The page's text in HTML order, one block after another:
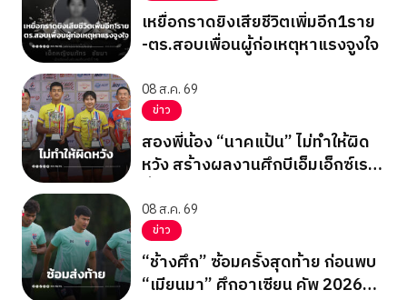
เหยื่อกราดยิงเสียชีวิตเพิ่มอีก1ราย
-ตร.สอบเพื่อนผู้ก่อเหตุหาแรงจูงใจ
08 ส.ค. 69
ข่าว
สองพี่น้อง “นาคแป้น” ไม่ทำให้ผิด
หวัง สร้างผลงานศึกบีเอ็มเอ็กซ์เรซ
08 ส.ค. 69
ข่าว
“ช้างศึก” ซ้อมครั้งสุดท้าย ก่อนพบ
“เมียนมา” ศึกอาเซียน คัพ 2026